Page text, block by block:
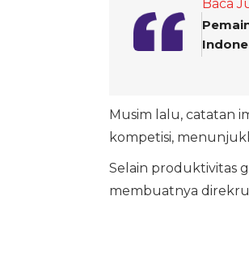
Baca
Musim lalu, catatan
kompetisi,
Selain produktivitas
membuatnya